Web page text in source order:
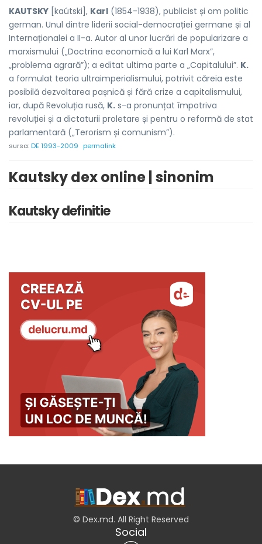
KAUTSKY [kaútski], Karl (1854-1938), publicist și om politic
german. Unul dintre liderii social-democrației germane și al
Internaționalei a II-a. Autor al unor lucrări de popularizare a
marxismului („Doctrina economică a lui Karl Marx”,
„problema agrară”); a editat ultima parte a „Capitalului”. K.
a formulat teoria ultraimperialismului, potrivit căreia este
posibilă dezvoltarea pașnică și fără crize a capitalismului,
iar, după Revoluția rusă, K. s-a pronunțat împotriva
revoluției și a dictaturii proletare și pentru o reformă de stat
parlamentară („Terorism și comunism”).
sursa:DE 1993-2009 permalink
Kautsky dex online | sinonim
Kautsky definitie
© Dex.md. All Right Reserved
Social